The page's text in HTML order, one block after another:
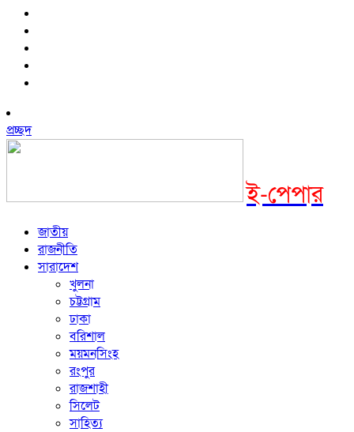
প্রচ্ছদ
ই-পেপার
জাতীয়
রাজনীতি
সারাদেশ
খুলনা
চট্টগ্রাম
ঢাকা
বরিশাল
ময়মনসিংহ
রংপুর
রাজশাহী
সিলেট
সাহিত্য